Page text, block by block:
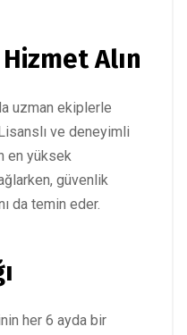
Alın
uzman ekiplerle
ve deneyimli
en yüksek
güvenlik
da temin eder.
her 6 ayda bir